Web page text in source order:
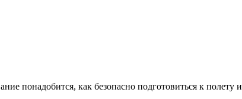
понадобится, как безопасно подготовиться к полету